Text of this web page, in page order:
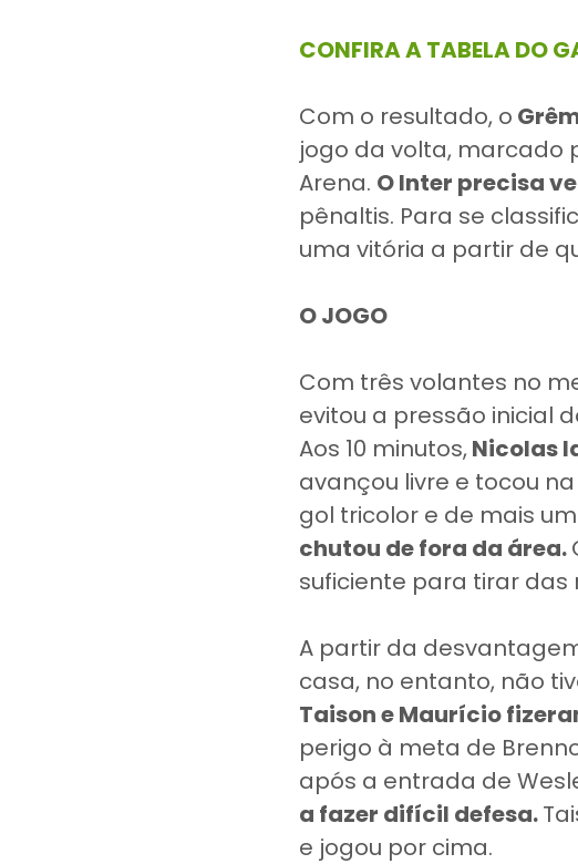
CONFIRA A TABELA DO
Com o resultado, o
jogo da volta, marcado
Arena. O Inter precisa
pênaltis. Para se
uma vitória a partir de
O JOGO
Com três volantes no
evitou a pressão inicial
Aos 10 minutos,Nicolas
avançou livre e tocou na
gol tricolor e de mais
chutou de fora da área.
suficiente para tirar das
A partir da
casa, no entanto, não
Taison e Maurício
perigo à meta de
após a entrada de
a fazer difícil defesa.
e jogou por cima.